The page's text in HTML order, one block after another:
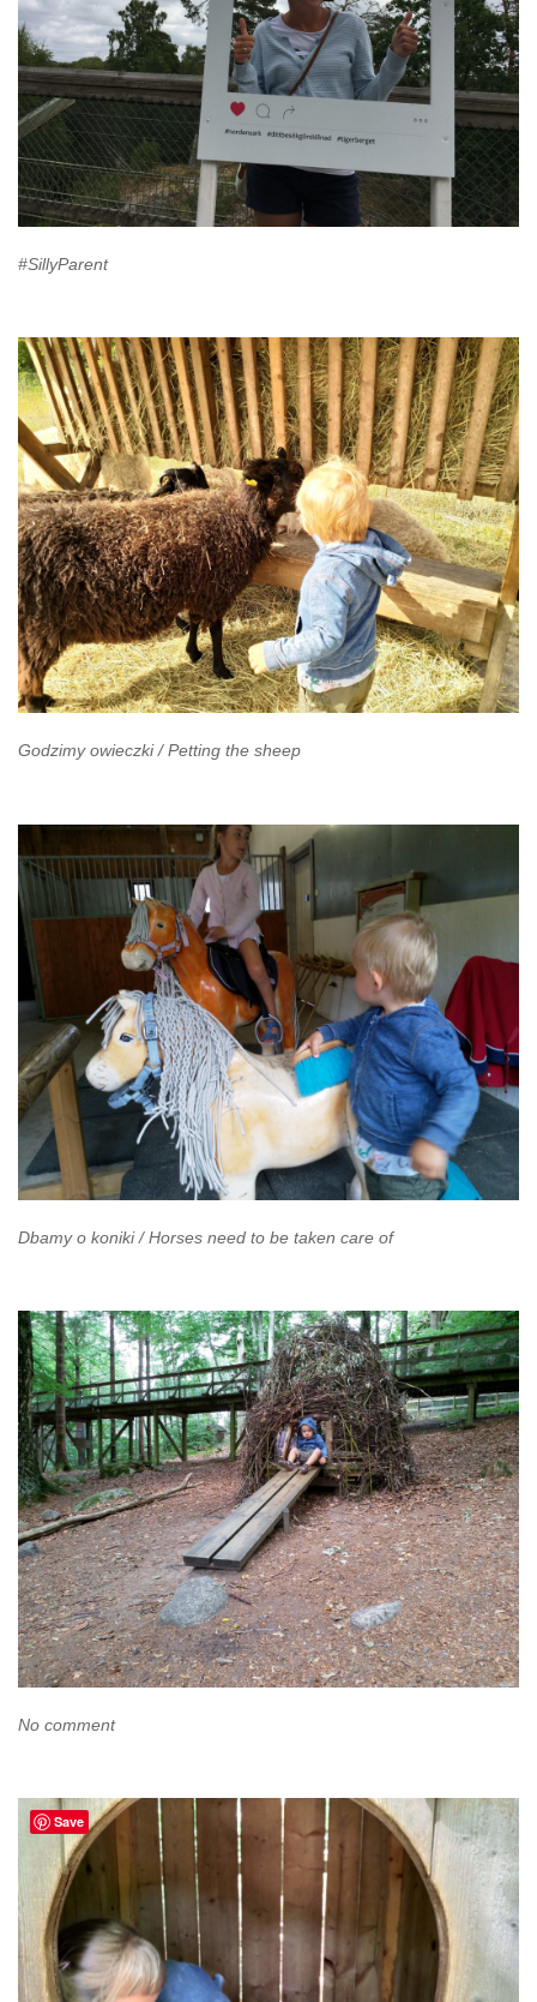
#SillyParent
Godzimy owieczki / Petting the sheep
Dbamy o koniki / Horses need to be taken care of
No comment
Save